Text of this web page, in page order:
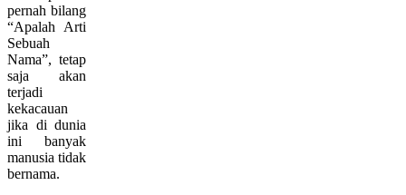
pernah bilang
“Apalah Arti
Sebuah
Nama”, tetap
saja akan
terjadi
kekacauan
jika di dunia
ini banyak
manusia tidak
bernama.